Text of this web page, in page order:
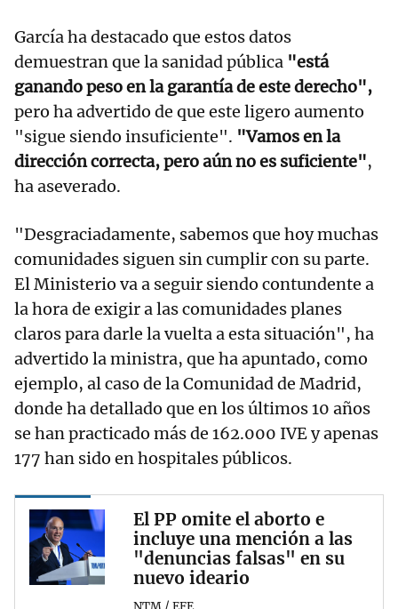
García ha destacado que estos datos
demuestran que la sanidad pública "está
ganando peso en la garantía de este derecho",
pero ha advertido de que este ligero aumento
"sigue siendo insuficiente". "Vamos en la
dirección correcta, pero aún no es suficiente",
ha aseverado.
"Desgraciadamente, sabemos que hoy muchas
comunidades siguen sin cumplir con su parte.
El Ministerio va a seguir siendo contundente a
la hora de exigir a las comunidades planes
claros para darle la vuelta a esta situación", ha
advertido la ministra, que ha apuntado, como
ejemplo, al caso de la Comunidad de Madrid,
donde ha detallado que en los últimos 10 años
se han practicado más de 162.000 IVE y apenas
177 han sido en hospitales públicos.
El PP omite el aborto e
incluye una mención a las
"denuncias falsas" en su
nuevo ideario